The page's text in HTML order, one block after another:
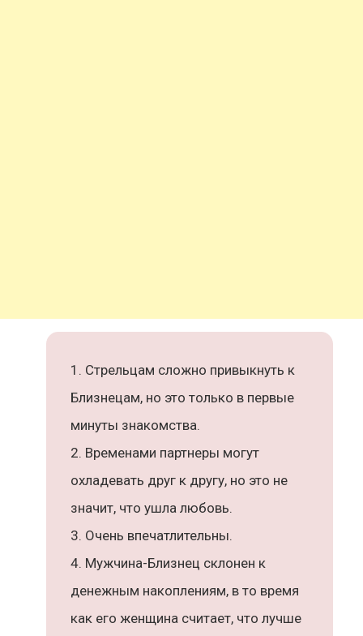
Стрельцам сложно привыкнуть к
Близнецам, но это только в первые
минуты знакомства.
Временами партнеры могут
охладевать друг к другу, но это не
значит, что ушла любовь.
Очень впечатлительны.
Мужчина-Близнец склонен к
денежным накоплениям, в то время
как его женщина считает, что лучше